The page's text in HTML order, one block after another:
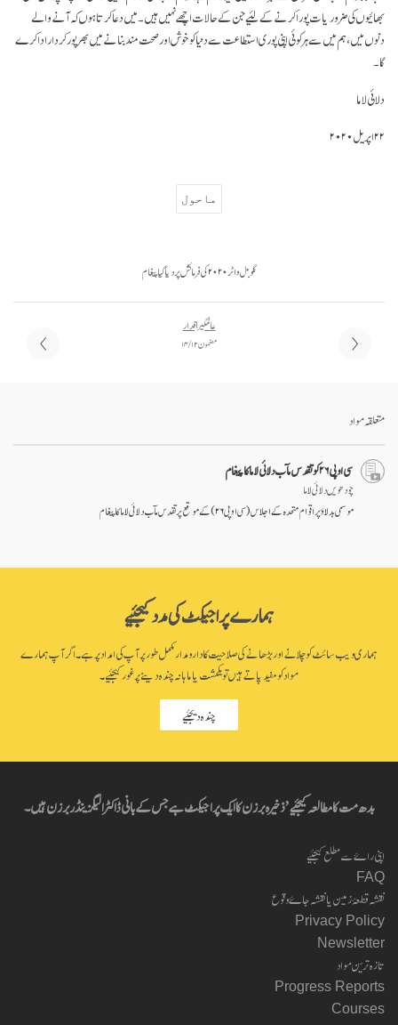
بھائیوں کی ضروریات پورا کرنے کے لئیے جن کے حالات اچھے نہیں ہیں۔ میں دعا کرتا ہوں کہ آنے والے
دنوں میں، ہم میں سے ہر کوئی اپنی پوری استطاعت سے دنیا کو خوش اور صحت مند بنانے میں بھرپور کردار ادا کرے
گا۔
دلائی لاما
۲۲ اپریل ۲۰۲۰
ماحول
گلوبل واٹر ۲۰۲۰ کی فرمائش پردیا گیا پیغام
عالمگیر اقدار
مضمون ۱۲ / ۱۴
متعلقہ مواد
سی او پی ۲۶ کو تقدس مآب دلائی لاما کا پیغام
چودھویں دلائی لاما
موسمی بدلاؤ پر اقوام متحدہ کے اجلاس (سی او پی ۲۶) کے موقع پر تقدس مآب دلائی لاما کا پیغام
ہمارے پراجیکٹ کی مدد کیجئیے
ہماری ویب سائٹ کو چلانے اور بڑھانے کی صلاحیت کا دارومدار مکمل طور پر آپ کی امداد پر ہے۔ اگر آپ ہمارے
مواد کو مفید پاتے ہیں تو یکمشت یا ماہانہ چندہ دینے پر غور کیجئیے۔
چندہ دیجئیے
بدھ مت کا مطالعہ کیجئیے’ ذخیرہ برزن کا ایک پراجیکٹ ہے جس کے بانی ڈاکٹر الیگزینڈر برزن ہیں۔
اپنی راۓ سے مطلع کیجئیے
FAQ
نقشہ قطعۂ زمین یا نقشہ جاۓ وقوع
Privacy Policy
Newsletter
تازہ ترین مواد
Progress Reports
Courses